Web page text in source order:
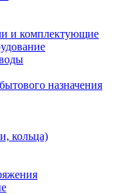
и комплектующие
назначения
кольца)